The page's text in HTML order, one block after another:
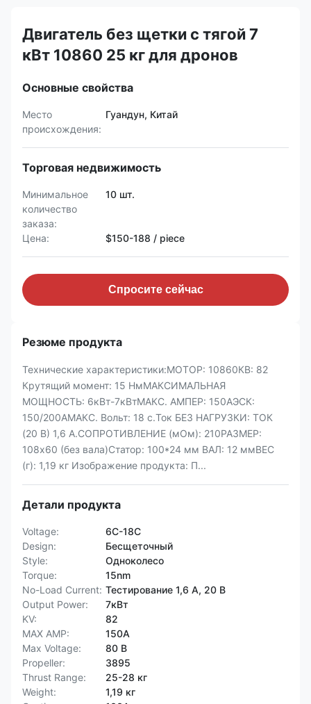
Двигатель без щетки с тягой 7
кВт 10860 25 кг для дронов
Основные свойства
Место
происхождения:
Гуандун, Китай
Торговая недвижимость
Минимальное
количество
заказа:
10 шт.
Цена: $150-188 / piece
Спросите сейчас
Резюме продукта
Технические характеристики:МОТОР: 10860КВ: 82
Крутящий момент: 15 НмМАКСИМАЛЬНАЯ
МОЩНОСТЬ: 6кВт-7кВтМАКС. АМПЕР: 150АЭСК:
150/200АМАКС. Вольт: 18 с.Ток БЕЗ НАГРУЗКИ: ТОК
(20 В) 1,6 А.СОПРОТИВЛЕНИЕ (мОм): 210РАЗМЕР:
108x60 (без вала)Статор: 100*24 мм ВАЛ: 12 ммВЕС
(г): 1,19 кг Изображение продукта: П...
Детали продукта
Voltage:
6С-18С
Design:
Бесщеточный
Style:
Одноколесо
Torque:
15nm
No-Load Current: Тестирование 1,6 А, 20 В
Output Power:
7кВт
KV:
82
MAX AMP:
150А
Max Voltage:
80 В
Propeller:
3895
Thrust Range:
25-28 кг
Weight:
1,19 кг